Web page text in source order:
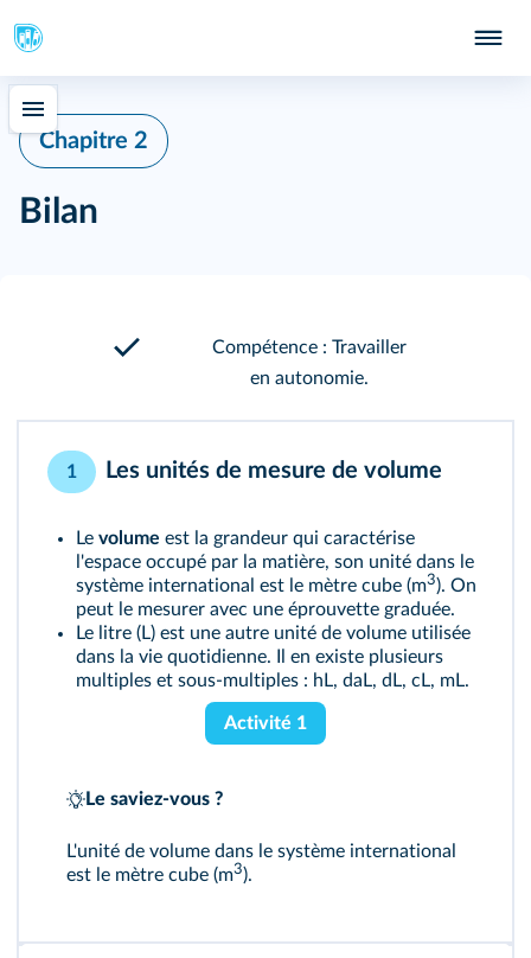
Chapitre 2
Bilan
Compétence : Travailler
en autonomie.
1 Les unités de mesure de volume
Le volume est la grandeur qui caractérise
l'espace occupé par la matière, son unité dans le
système international est le mètre cube (m3). On
peut le mesurer avec une éprouvette graduée.
Le litre (L) est une autre unité de volume utilisée
dans la vie quotidienne. Il en existe plusieurs
multiples et sous-multiples : hL, daL, dL, cL, mL.
Activité 1
Le saviez-vous ?
L'unité de volume dans le système international
est le mètre cube (m3).